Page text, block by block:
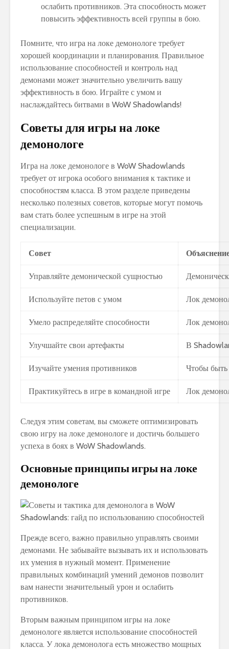
ослабить противников. Эта способность может
повысить эффективность всей группы в бою.
Помните, что игра на локе демонологе требует
хорошей координации и планирования. Правильное
использование способностей и контроль над
демонами может значительно увеличить вашу
эффективность в бою. Играйте с умом и
наслаждайтесь битвами в WoW Shadowlands!
Советы для игры на локе
демонологе
Игра на локе демонологе в WoW Shadowlands
требует от игрока особого внимания к тактике и
способностям класса. В этом разделе приведены
несколько полезных советов, которые могут помочь
вам стать более успешным в игре на этой
специализации.
Совет
Управляйте демонической сущностью
Используйте петов с умом Лок
Умело распределяйте способности Лок
Улучшайте свои артефакты В
Изучайте умения противников Чтобы быть
Практикуйтесь в игре в командной игре Лок
Следуя этим советам, вы сможете оптимизировать
свою игру на локе демонологе и достичь большего
успеха в боях в WoW Shadowlands.
Основные принципы игры на локе
демонологе
Прежде всего, важно правильно управлять своими
демонами. Не забывайте вызывать их и использовать
их умения в нужный момент. Применение
правильных комбинаций умений демонов позволит
вам нанести значительный урон и ослабить
противников.
Вторым важным принципом игры на локе
демонологе является использование способностей
класса. У лока демонолога есть множество мощных